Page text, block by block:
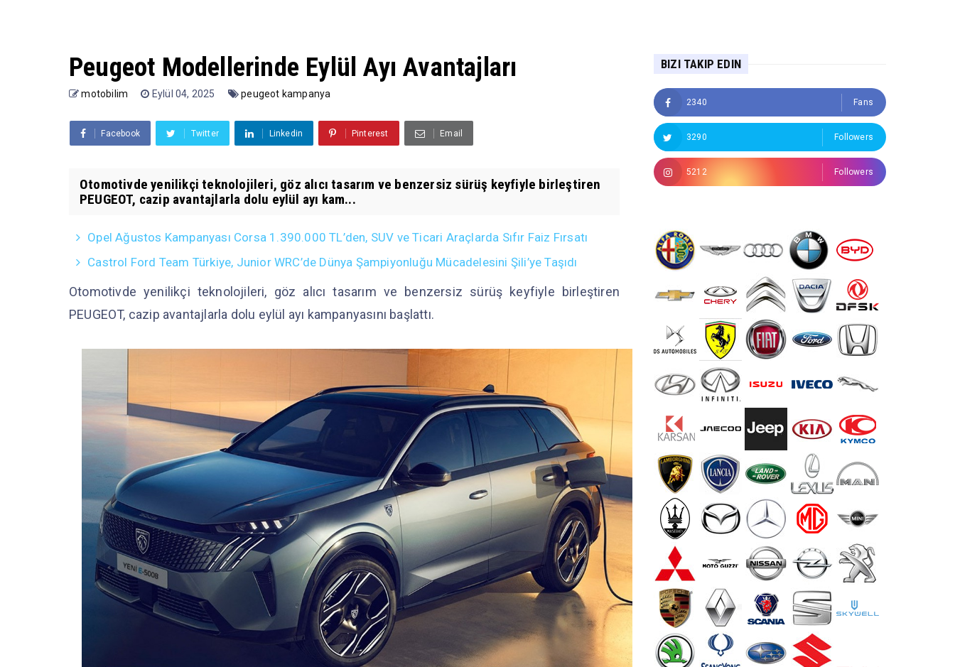
Peugeot Modellerinde Eylül Ayı Avantajları
motobilim Eylül 04, 2025 peugeot kampanya
Facebook Twitter Linkedin Pinterest Email
Otomotivde yenilikçi teknolojileri, göz alıcı tasarım ve benzersiz sürüş keyfiyle birleştiren
PEUGEOT, cazip avantajlarla dolu eylül ayı kam...
Opel Ağustos Kampanyası Corsa 1.390.000 TL’den, SUV ve Ticari Araçlarda Sıfır Faiz Fırsatı
Castrol Ford Team Türkiye, Junior WRC’de Dünya Şampiyonluğu Mücadelesini Şili’ye Taşıdı
Otomotivde yenilikçi teknolojileri, göz alıcı tasarım ve benzersiz sürüş keyfiyle birleştiren
PEUGEOT, cazip avantajlarla dolu eylül ayı kampanyasını başlattı.
BIZI TAKIP EDIN
2340 Fans
3290 Followers
5212 Followers